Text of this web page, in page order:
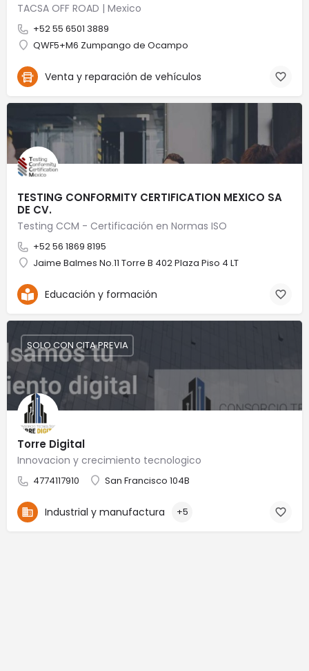
TACSA OFF ROAD | Mexico
+52 55 6501 3889
QWF5+M6 Zumpango de Ocampo
Venta y reparación de vehículos
TESTING CONFORMITY CERTIFICATION MEXICO SA
DE CV.
Testing CCM - Certificación en Normas ISO
+52 56 1869 8195
Jaime Balmes No.11 Torre B 402 Plaza Piso 4 LT
Educación y formación
Torre Digital
Innovacion y crecimiento tecnologico
4774117910 San Francisco 104B
SOLO CON CITA PREVIA
Industrial y manufactura +5